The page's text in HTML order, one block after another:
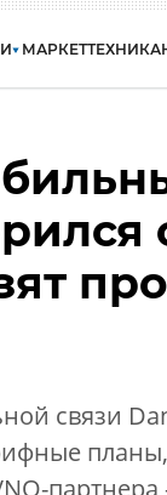
МАРКЕТТЕХНИКА
свя­зи
партнера